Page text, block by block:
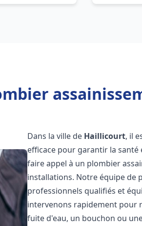
Dans la ville de Haillicourt, il
efficace pour garantir la
faire appel à un plombier
installations. Notre équipe de
professionnels qualifiés et
intervenons rapidement pour
fuite d'eau, un bouchon ou